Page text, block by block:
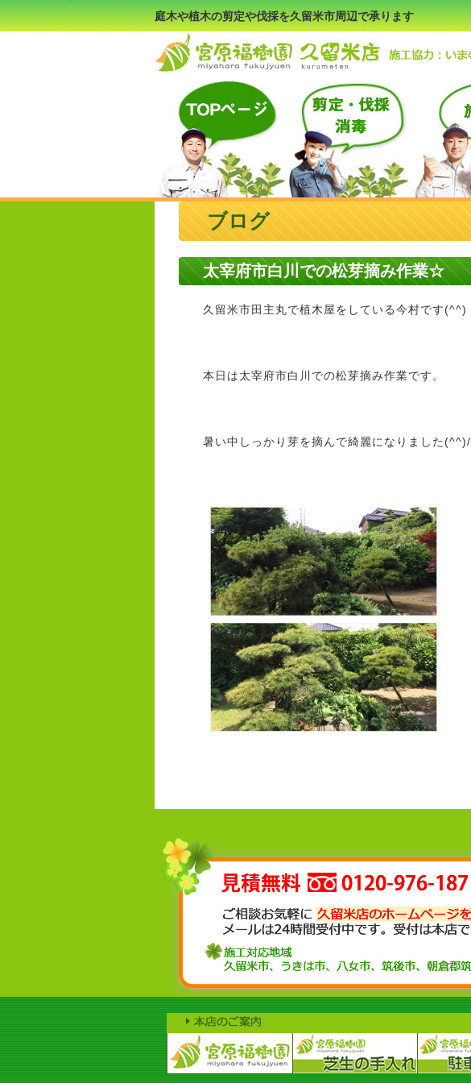
庭木や植木の剪定や伐採を久留米市周辺で承ります
ブログ
太宰府市白川での松芽摘み作業☆
久留米市田主丸で植木屋をしている今村です(^^)
本日は太宰府市白川での松芽摘み作業です。
暑い中しっかり芽を摘んで綺麗になりました(^^)/